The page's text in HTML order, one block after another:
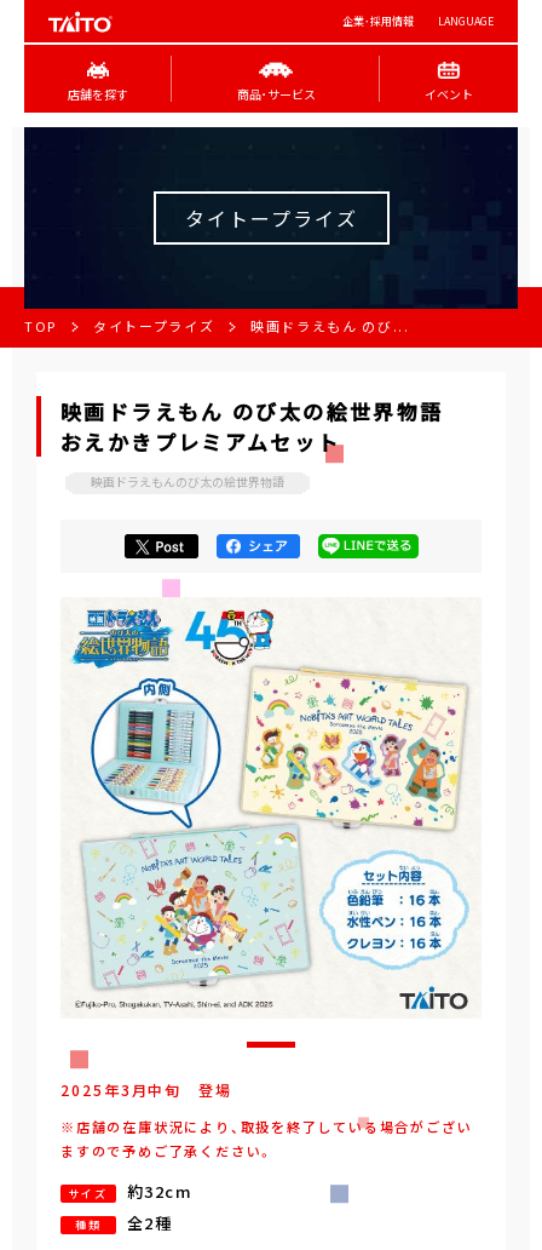
企業･採用情報 LANGUAGE
店舗を探す 商品･サービス イベント
タイトープライズ
TOP タイトープライズ 映画ドラえもん のび...
映画ドラえもん のび太の絵世界物語
おえかきプレミアムセット
映画ドラえもんのび太の絵世界物語
2025年3 月中旬 登場
※店舗の在庫状況により、取扱を終了している場合がござい
ますので予めご了承ください。
サイズ 約32cm
種類 全2種